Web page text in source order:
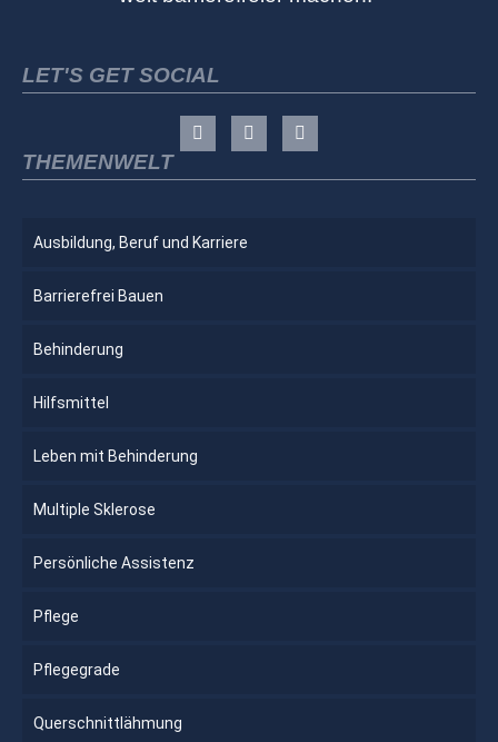
LET'S GET SOCIAL
THEMENWELT
Ausbildung, Beruf und Karriere
Barrierefrei Bauen
Behinderung
Hilfsmittel
Leben mit Behinderung
Multiple Sklerose
Persönliche Assistenz
Pflege
Pflegegrade
Querschnittlähmung